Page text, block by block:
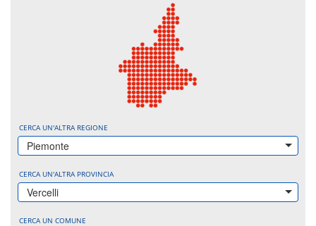
CERCA UN'ALTRA REGIONE
Piemonte
CERCA UN'ALTRA PROVINCIA
Vercelli
CERCA UN COMUNE